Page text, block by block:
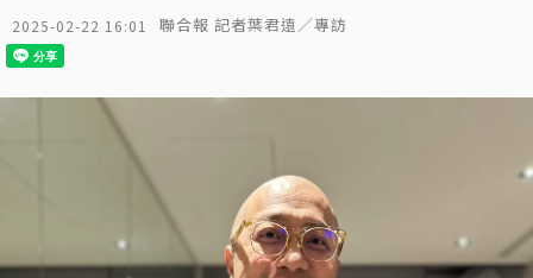
2025-02-22 16:01 聯合報 記者葉君遠／專訪